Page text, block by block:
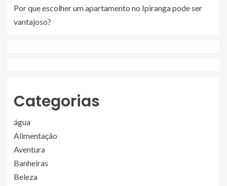
Por que escolher um apartamento no Ipiranga pode ser
vantajoso?
Categorias
água
Alimentação
Aventura
Banheiras
Beleza